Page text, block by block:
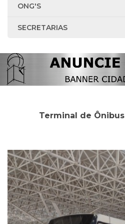
ONG'S
SECRETARIAS
Terminal de